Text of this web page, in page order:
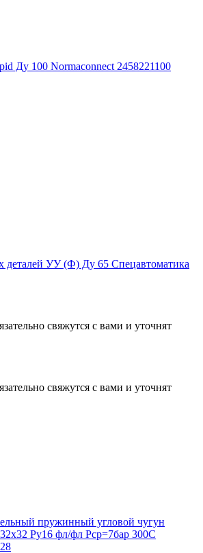
Ду 100 Normaconnect 2458221100
деталей УУ (Ф) Ду 65 Спецавтоматика
свяжутся с вами и уточнят
свяжутся с вами и уточнят
пружинный угловой чугун
Ру16 фл/фл Рср=7бар 300С